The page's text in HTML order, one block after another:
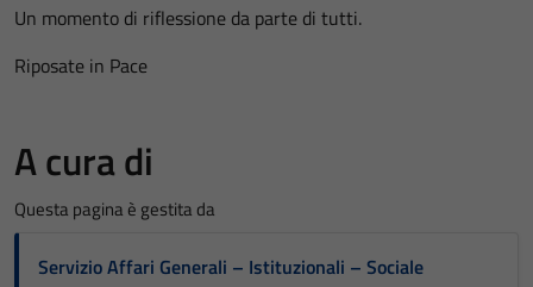
Un momento di riflessione da parte di tutti.
Riposate in Pace
A cura di
Questa pagina è gestita da
Servizio Affari Generali – Istituzionali – Sociale